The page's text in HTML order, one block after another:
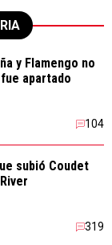
y Flamengo no
apartado
104
subió Coudet
319